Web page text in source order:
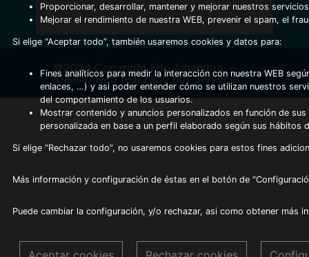
©2024 Copyright Frio Alhambra
Diseño web realizado por Servynet
Proporcionar, desarrollar, mantener y mejorar nuestros
Mejorar el rendimiento de nuestra WEB, prevenir el spam, el
Si elige “Aceptar todo”, también usaremos cookies y datos para:
Fines analíticos para medir la interacción con nuestra WEB
enlaces, …) y asi poder entender cómo se utilizan nuestros
del comportamiento de los usuarios.
Mostrar contenido y anuncios personalizados en función de
personalizada en base a un perfil elaborado según sus hábitos
Si elige “Rechazar todo”, no usaremos cookies para estos fines
Más información y configuración de éstas en el botón de
Puede cambiar la configuración, y/o rechazar, asi como obtener más